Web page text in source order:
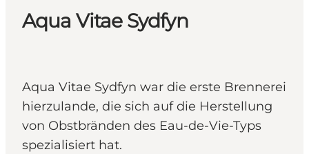
Aqua Vitae Sydfyn
Aqua Vitae Sydfyn war die erste Brennerei
hierzulande, die sich auf die Herstellung
von Obstbränden des Eau-de-Vie-Typs
spezialisiert hat.